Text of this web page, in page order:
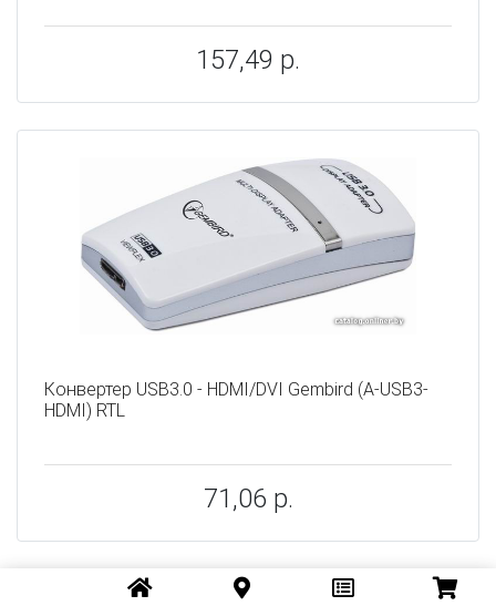
157,49 р.
Конвертер USB3.0 - HDMI/DVI Gembird (A-USB3-
HDMI) RTL
71,06 р.